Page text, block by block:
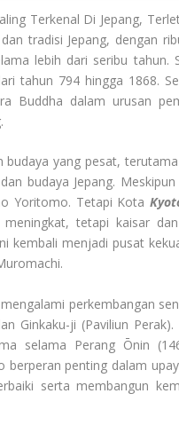
Terkenal Di Jepang,
tradisi Jepang, dengan
lebih dari seribu
tahun 794 hingga 1868.
Buddha dalam urusan
budaya yang pesat,
budaya Jepang.
Yoritomo. Tetapi Kota
tetapi kaisar
kembali menjadi pusat
perkembangan
Ginkaku-ji (Paviliun
selama Perang Ōnin
berperan penting dalam
serta membangun